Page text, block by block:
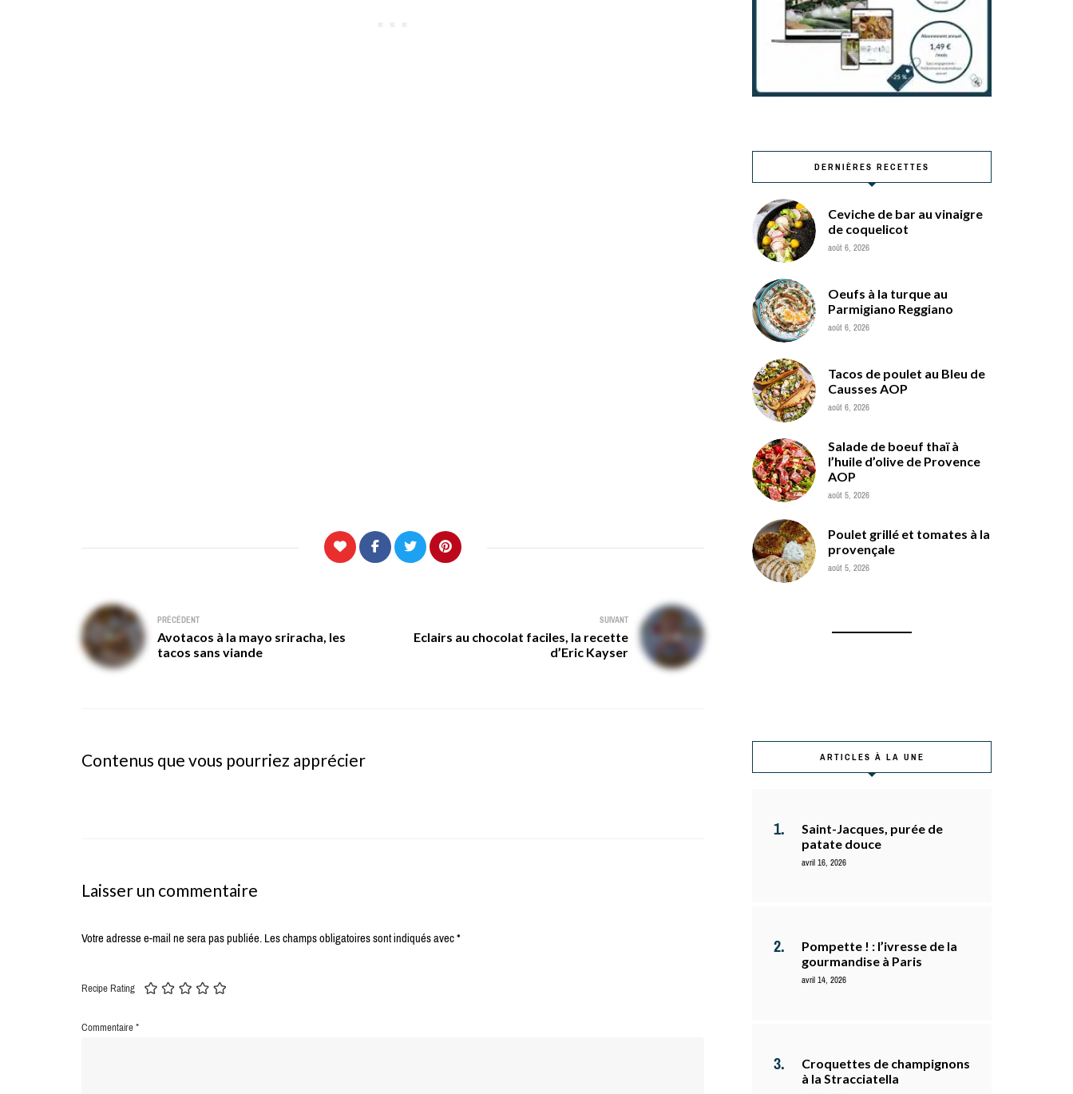
Navigation
de
l’article
PRÉCÉDENT
Avotacos à la mayo sriracha, les
tacos sans viande
SUIVANT
Eclairs au chocolat faciles, la recette
d’Eric Kayser
Contenus que vous pourriez apprécier
Laisser un commentaire
Votre adresse e-mail ne sera pas publiée.Les champs obligatoires sont indiqués avec*
Recipe Rating
Commentaire*
DERNIÈRES RECETTES
Ceviche de bar au vinaigre
de coquelicot
août 6, 2026
Oeufs à la turque au
Parmigiano Reggiano
août 6, 2026
Tacos de poulet au Bleu de
Causses AOP
août 6, 2026
Salade de boeuf thaï à
l’huile d’olive de Provence
AOP
août 5, 2026
Poulet grillé et tomates à la
provençale
août 5, 2026
ARTICLES À LA UNE
Saint-Jacques, purée de
patate douce
avril 16, 2026
Pompette ! : l’ivresse de la
gourmandise à Paris
avril 14, 2026
Croquettes de champignons
à la Stracciatella